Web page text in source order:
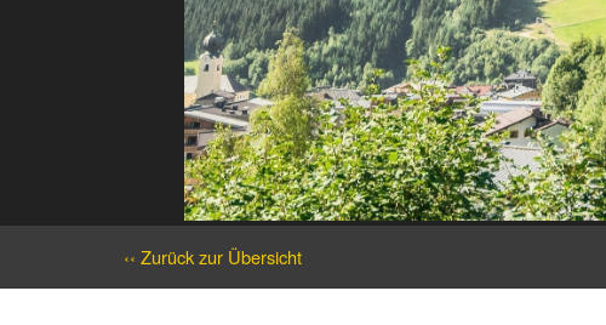
‹‹ Zurück zur Übersicht